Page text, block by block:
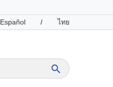
Español / ไทย